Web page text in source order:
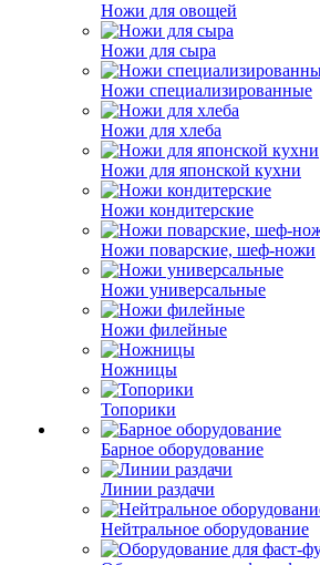
Ножи для овощей
Ножи для сыра
Ножи специализированные
Ножи для хлеба
Ножи для японской кухни
Ножи кондитерские
Ножи поварские, шеф-ножи
Ножи универсальные
Ножи филейные
Ножницы
Топорики
Барное оборудование
Линии раздачи
Нейтральное оборудование